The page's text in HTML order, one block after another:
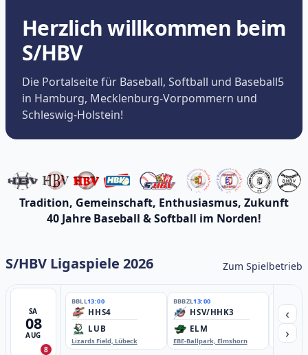
Herzlich willkommen beim
S/HBV
Die Portalseite für Baseball, Softball und Baseball5
in Hamburg, Mecklenburg-Vorpommern und
Schleswig-Holstein!
Tradition, Gemeinschaft, Enthusiasmus, Zukunft
40 Jahre Baseball & Softball im Norden!
S/HBV Ligaspiele 2026 Zum Spielbetrieb
SA
08
AUG
8
BBLL13:00
HHS4
LUB
Lizards Field, Lübeck
BBBZL13:00
HSV/HHK3
ELM
EBE-Ballpark, Elmshorn
‹
›